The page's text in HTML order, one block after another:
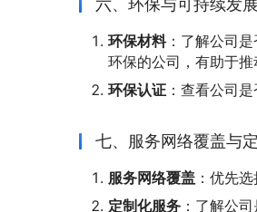
六、环保与可持续发展
环保材料：了解公司
环保的公司，有助于推
环保认证 ：查看公司
七、服务网络覆盖与
服务网络覆盖 ：优先
定制化服务 ：了解公